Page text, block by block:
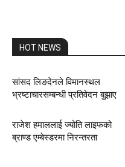
HOT NEWS
सांसद लिङदेनले विमानस्थल
भ्रष्टाचारसम्बन्धी प्रतिवेदन बुझाए
राजेश हमाललाई ज्योति लाइफको
ब्राण्ड एम्बेस्डरमा निरन्तरता